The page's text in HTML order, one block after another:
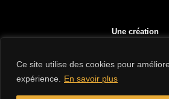
En raison des congés d'été de nos
Ce site utilise des cookies pour
expérience.
En savoir plus
Une création